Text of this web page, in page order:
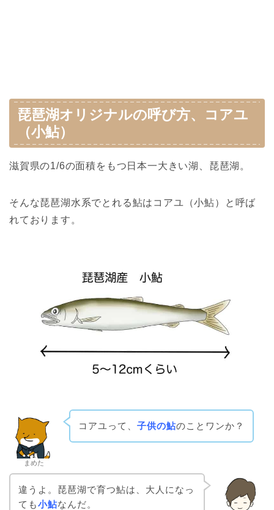
琵琶湖オリジナルの呼び方、コアユ
（小鮎）
滋賀県の1/6の面積をもつ日本一大きい湖、琵琶湖。
そんな琵琶湖水系でとれる鮎はコアユ（小鮎）と呼ば
れております。
まめた
コアユって、 子供の鮎のことワンか？
違うよ。琵琶湖で育つ鮎は、大人になっ
ても小鮎なんだ。